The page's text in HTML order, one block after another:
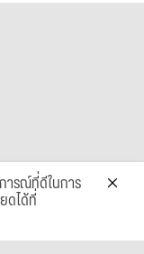
ารณ์ที่ดีในการ
ดได้ที่